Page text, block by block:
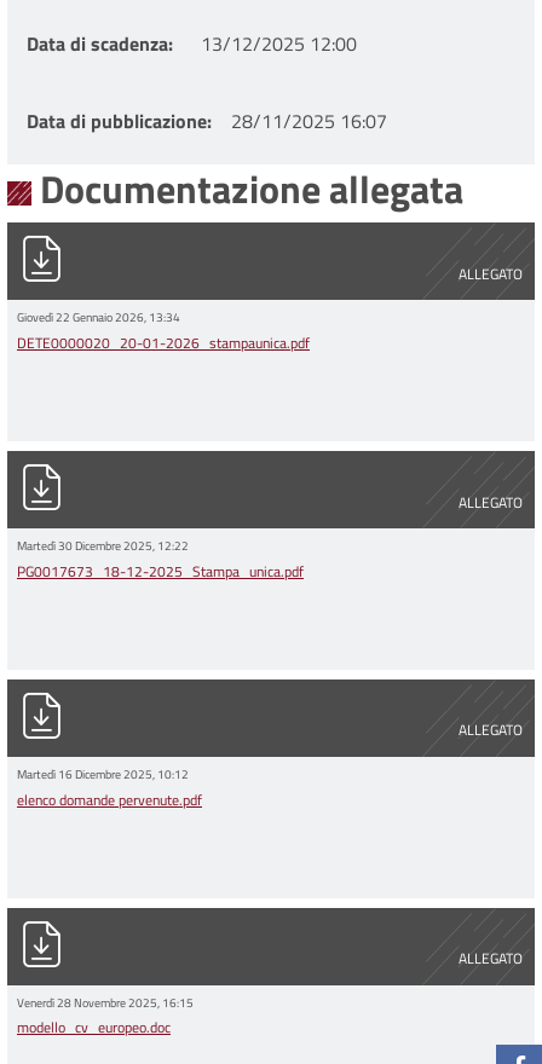
Data di scadenza 13/12/2025 12:00
Data di pubblicazione 28/11/2025 16:07
Documentazione allegata
ALLEGATO
DETE0000020_20-01-2026_stampaunica.pdf
Giovedì 22 Gennaio 2026, 13:34
DETE0000020_20-01-2026_stampaunica.pdf
ALLEGATO
PG0017673_18-12-2025_Stampa_unica.pdf
Martedì 30 Dicembre 2025, 12:22
PG0017673_18-12-2025_Stampa_unica.pdf
ALLEGATO
elenco domande pervenute.pdf
Martedì 16 Dicembre 2025, 10:12
elenco domande pervenute.pdf
ALLEGATO
modello_cv_europeo.doc
Venerdì 28 Novembre 2025, 16:15
modello_cv_europeo.doc